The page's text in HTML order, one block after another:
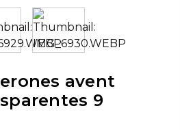
avent
9